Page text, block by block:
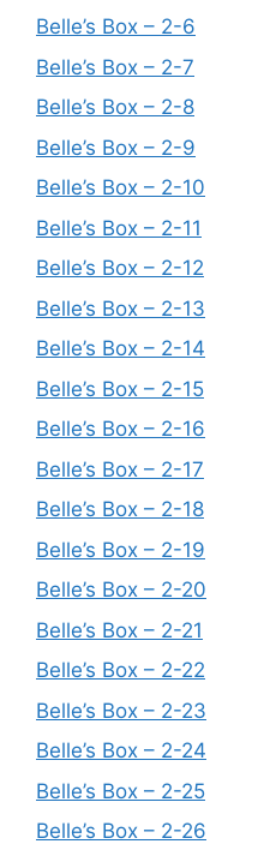
Belle’s Box – 2-6
Belle’s Box – 2-7
Belle’s Box – 2-8
Belle’s Box – 2-9
Belle’s Box – 2-10
Belle’s Box – 2-11
Belle’s Box – 2-12
Belle’s Box – 2-13
Belle’s Box – 2-14
Belle’s Box – 2-15
Belle’s Box – 2-16
Belle’s Box – 2-17
Belle’s Box – 2-18
Belle’s Box – 2-19
Belle’s Box – 2-20
Belle’s Box – 2-21
Belle’s Box – 2-22
Belle’s Box – 2-23
Belle’s Box – 2-24
Belle’s Box – 2-25
Belle’s Box – 2-26